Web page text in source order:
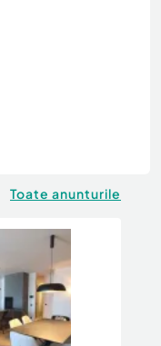
Toate anunturile